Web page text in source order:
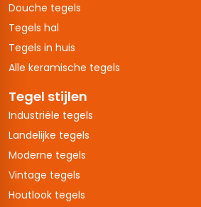
Douche tegels
Tegels hal
Tegels in huis
Alle keramische tegels
Tegel stijlen
Industriële tegels
Landelijke tegels
Moderne tegels
Vintage tegels
Houtlook tegels